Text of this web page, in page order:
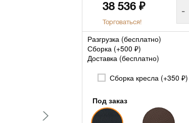
38 536 ₽
Торговаться!
-
Разгрузка (бесплатно)
Сборка (+500 ₽)
Доставка (бесплатно)
Сборка кресла (+350 ₽)
Под заказ